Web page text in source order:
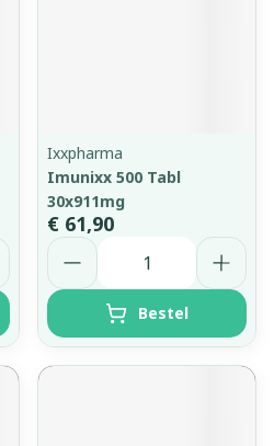
Ixxpharma
Imunixx 500 Tabl
30x911mg
€ 61,90
Aantal
Bestel